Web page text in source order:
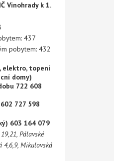
Vinohrady k 1.
437
pobytem: 432
elektro, topení
domy)
722 608
727 598
603 164 079
Pálavské
4,6,9, Mikulovská